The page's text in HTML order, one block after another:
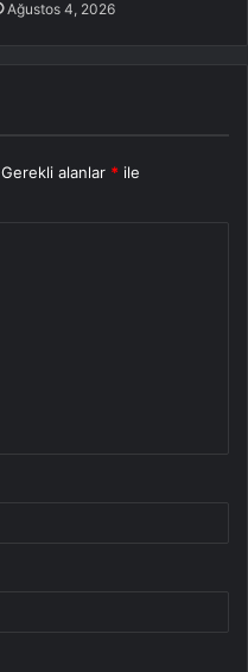
Ağustos 4, 2026
Gerekli alanlar * ile